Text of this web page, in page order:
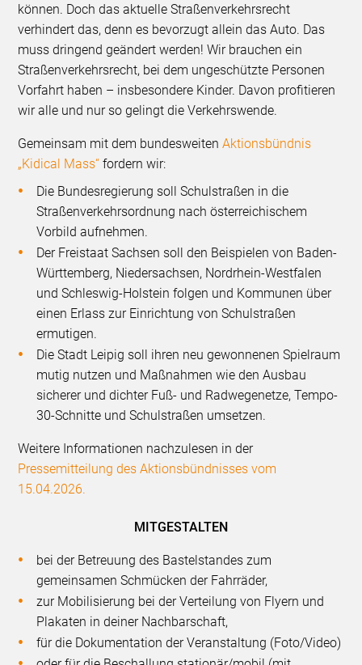
können. Doch das aktuelle Straßenverkehrsrecht
verhindert das, denn es bevorzugt allein das Auto. Das
muss dringend geändert werden! Wir brauchen ein
Straßenverkehrsrecht, bei dem ungeschützte Personen
Vorfahrt haben – insbesondere Kinder. Davon profitieren
wir alle und nur so gelingt die Verkehrswende.
Gemeinsam mit dem bundesweitenAktionsbündnis
„Kidical Mass“ fordern wir:
Die Bundesregierung soll Schulstraßen in die
Straßenverkehrsordnung nach österreichischem
Vorbild aufnehmen.
Der Freistaat Sachsen soll den Beispielen von Baden-
Württemberg, Niedersachsen, Nordrhein-Westfalen
und Schleswig-Holstein folgen und Kommunen über
einen Erlass zur Einrichtung von Schulstraßen
ermutigen.
Die Stadt Leipig soll ihren neu gewonnenen Spielraum
mutig nutzen und Maßnahmen wie den Ausbau
sicherer und dichter Fuß- und Radwegenetze, Tempo-
30-Schnitte und Schulstraßen umsetzen.
Weitere Informationen nachzulesen in der
Pressemitteilung des Aktionsbündnisses vom
15.04.2026.
MITGESTALTEN
bei der Betreuung des Bastelstandes zum
gemeinsamen Schmücken der Fahrräder,
zur Mobilisierung bei der Verteilung von Flyern und
Plakaten in deiner Nachbarschaft,
für die Dokumentation der Veranstaltung (Foto/Video)